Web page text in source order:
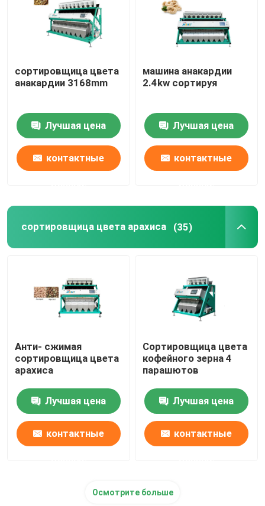
Сортировщица цвета пшеницы
сортировщица цвета анакардии
сортировщица цвета арахиса
Кофейные зерна красят сортировщицу
Сортировщица цвета специи
Чокнутая сортировщица цвета
сортировщица цвета чая
Сортировщица цвета пояса
Материальная сортируя машина
сортировщица цвета
анакардии 3168mm
Лучшая цена
контактные
машина анакардии
2.4kw сортируя
Лучшая цена
контактные
сортировщица цвета арахиса (35)
Анти- сжимая
сортировщица цвета
арахиса
Лучшая цена
контактные
Сортировщица цвета
кофейного зерна 4
парашютов
Лучшая цена
контактные
Осмотрите больше